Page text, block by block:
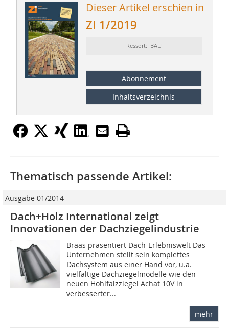
Dieser Artikel erschien in
ZI 1/2019
Ressort: BAU
Abonnement
Inhaltsverzeichnis
Thematisch passende Artikel:
Ausgabe 01/2014
Dach+Holz International zeigt
Innovationen der Dachziegelindustrie
Braas präsentiert Dach-Erlebniswelt Das
Unternehmen stellt sein komplettes
Dachsystem aus einer Hand vor, u.a.
vielfältige Dachziegelmodelle wie den
neuen Hohlfalzziegel Achat 10V in
verbesserter...
mehr